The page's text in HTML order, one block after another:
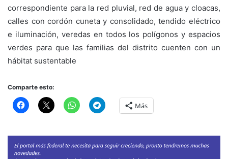
correspondiente para la red pluvial, red de agua y cloacas,
calles con cordón cuneta y consolidado, tendido eléctrico
e iluminación, veredas en todos los polígonos y espacios
verdes para que las familias del distrito cuenten con un
hábitat sustentable
Comparte esto:
Más